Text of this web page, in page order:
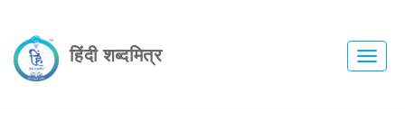
हिंदी शब्दमित्र